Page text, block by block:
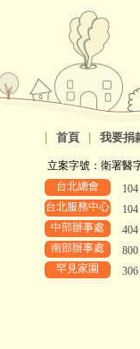
首頁 我要捐
立案字號：衛署醫
台北總會
台北服務中心
中部辦事處
南部辦事處
罕見家園